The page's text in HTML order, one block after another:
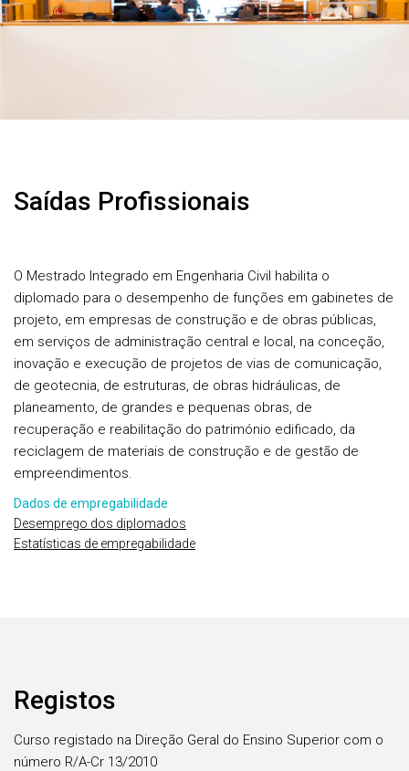
Saídas Profissionais
O Mestrado Integrado em Engenharia Civil habilita o
diplomado para o desempenho de funções em gabinetes de
projeto, em empresas de construção e de obras públicas,
em serviços de administração central e local, na conceção,
inovação e execução de projetos de vias de comunicação,
de geotecnia, de estruturas, de obras hidráulicas, de
planeamento, de grandes e pequenas obras, de
recuperação e reabilitação do património edificado, da
reciclagem de materiais de construção e de gestão de
empreendimentos.
Dados de empregabilidade
Desemprego dos diplomados
Estatísticas de empregabilidade
Registos
Curso registado na Direção Geral do Ensino Superior com o
número R/A-Cr 13/2010